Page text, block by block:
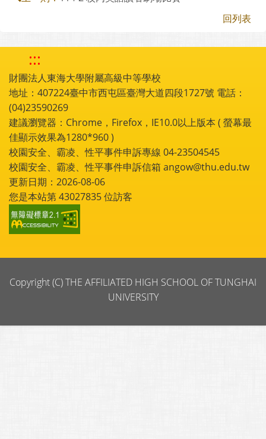
回列表
:::
財團法人東海大學附屬高級中等學校
地址：407224臺中市西屯區臺灣大道四段1727號 電話：
(04)23590269
建議瀏覽器：Chrome，Firefox，IE10.0以上版本 ( 螢幕最
佳顯示效果為1280*960 )
校園安全、霸凌、性平事件申訴專線 04-23504545
校園安全、霸凌、性平事件申訴信箱 angow@thu.edu.tw
更新日期：2026-08-06
您是本站第43027835位訪客
Copyright (C) THE AFFILIATED HIGH SCHOOL OF TUNGHAI
UNIVERSITY